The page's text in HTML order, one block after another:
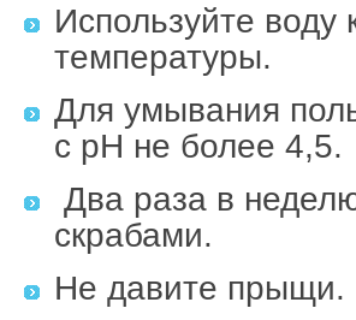
Используйте воду
температуры.
Для умывания
с рН не более 4,5.
Два раза в
скрабами.
Не давите прыщи.